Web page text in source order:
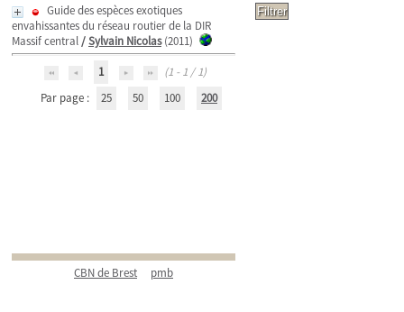
Guide des espèces exotiques
envahissantes du réseau routier de la DIR
Massif central/Sylvain Nicolas(2011)
1
(1 - 1 / 1)
Par page :
25 50 100 200
CBN de Brest pmb